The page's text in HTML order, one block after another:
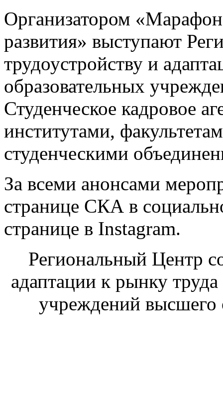
Организатором
развития» выступают
трудоустройству и
образовательных
Студенческое кадровое
институтами,
студенческими
За всеми анонсами
странице СКА в
странице в Instagram.
Региональный Центр
адаптации к рынку
учреждений